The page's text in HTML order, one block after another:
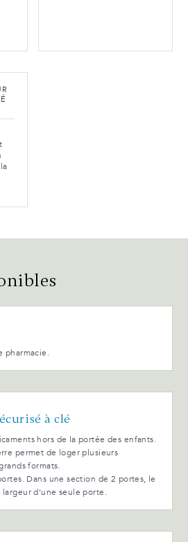
pharmacie.
à clé
hors de la portée des enfants.
permet de loger plusieurs
formats.
Dans une section de 2 portes, le
d'une seule porte.